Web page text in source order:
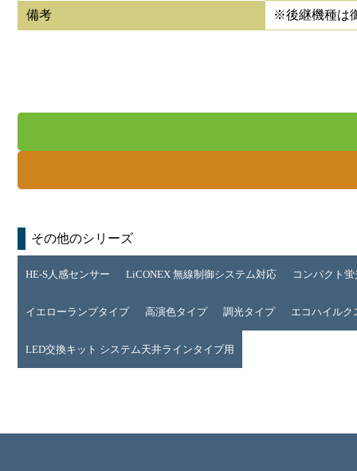
備考 ※後継機種は
その他のシリーズ
HE-S人感センサー LiCONEX 無線制御システム対応 コンパクト
イエローランプタイプ 高演色タイプ 調光タイプ エコハイルク
LED交換キット システム天井ラインタイプ用